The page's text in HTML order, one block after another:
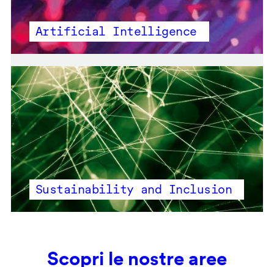
Artificial Intelligence
Sustainability and Inclusion
Scopri le nostre aree